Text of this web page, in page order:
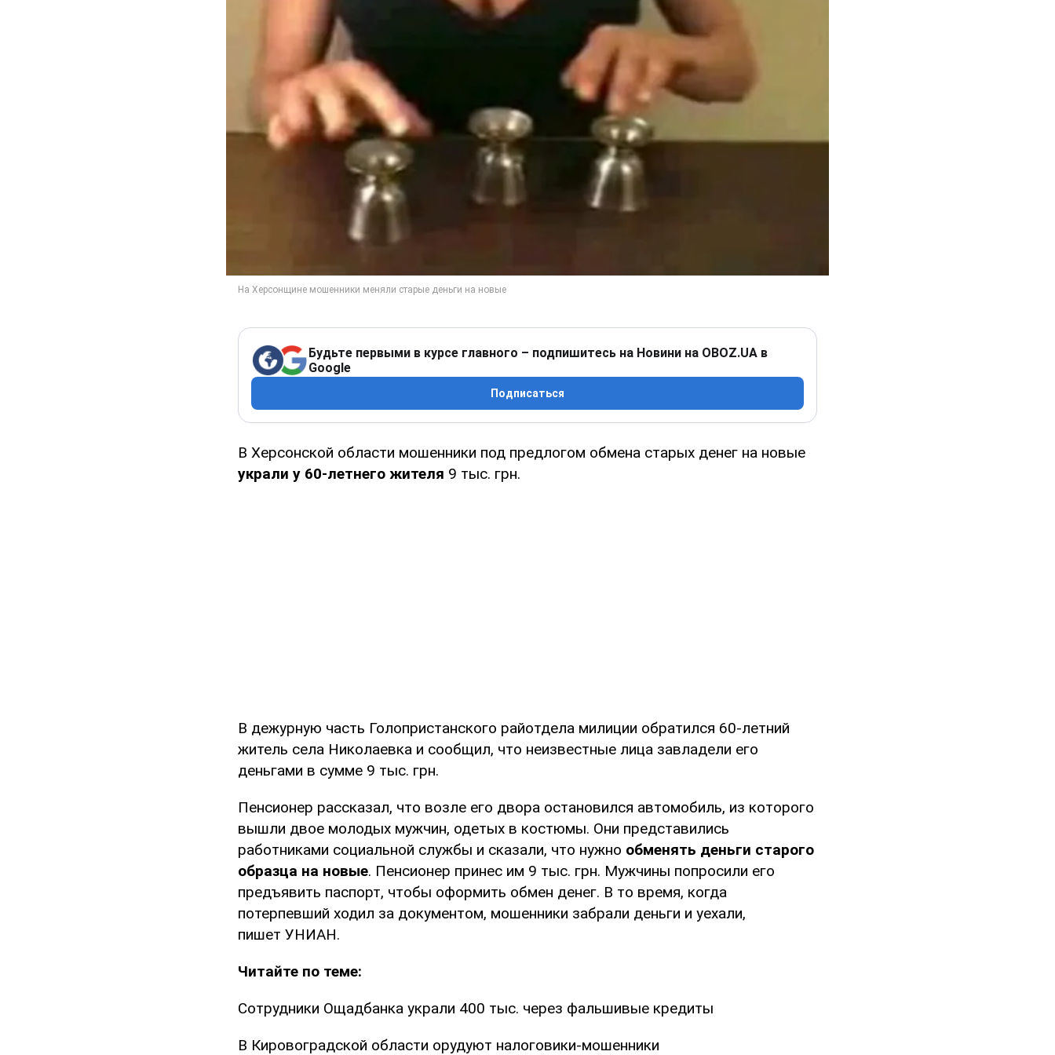
Будьте первыми в курсе главного – подпишитесь на Новини на OBOZ.UA в
Google
Подписаться
В Херсонской области мошенники под предлогом обмена старых денег на новые
украли у 60-летнего жителя 9 тыс. грн.
В дежурную часть Голопристанского райотдела милиции обратился 60-летний
житель села Николаевка и сообщил, что неизвестные лица завладели его
деньгами в сумме 9 тыс. грн.
Пенсионер рассказал, что возле его двора остановился автомобиль, из которого
вышли двое молодых мужчин, одетых в костюмы. Они представились
работниками социальной службы и сказали, что нужно обменять деньги старого
образца на новые. Пенсионер принес им 9 тыс. грн. Мужчины попросили его
предъявить паспорт, чтобы оформить обмен денег. В то время, когда
потерпевший ходил за документом, мошенники забрали деньги и уехали,
пишет УНИАН.
Читайте по теме:
Сотрудники Ощадбанка украли 400 тыс. через фальшивые кредиты
В Кировоградской области орудуют налоговики-мошенники